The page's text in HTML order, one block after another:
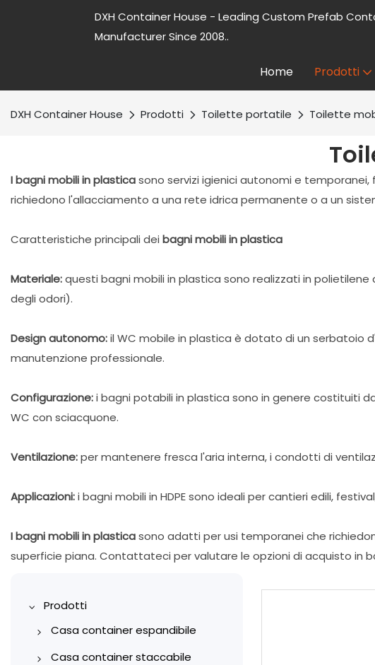
DXH Container House - Leading Custom Prefab
Manufacturer Since 2008..
Home Prodotti
DXH Container House Prodotti Toilette portatile Toilette
I bagni mobili in plasticasono servizi igienici autonomi e
richiedono l'allacciamento a una rete idrica permanente o a un
Caratteristiche principali dei bagni mobili in plastica
Materiale:questi bagni mobili in plastica sono realizzati in
degli odori).
Design autonomo:il WC mobile in plastica è dotato di un serbatoio
manutenzione professionale.
Configurazione:i bagni potabili in plastica sono in genere costituiti
WC con sciacquone.
Ventilazione:per mantenere fresca l'aria interna, i condotti di
Applicazioni:i bagni mobili in HDPE sono ideali per cantieri edili,
I bagni mobili in plasticasono adatti per usi temporanei che
superficie piana. Contattateci per valutare le opzioni di acquisto in
Prodotti
Casa container espandibile
Casa container espandibile
Casa container staccabile